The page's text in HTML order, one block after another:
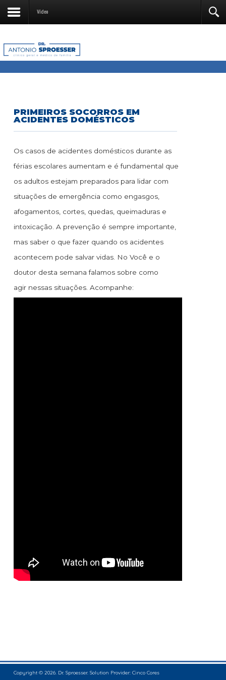
Vídeo
PRIMEIROS SOCORROS EM
ACIDENTES DOMÉSTICOS
Os casos de acidentes domésticos durante as
férias escolares aumentam e é fundamental que
os adultos estejam preparados para lidar com
situações de emergência como engasgos,
afogamentos, cortes, quedas, queimaduras e
intoxicação. A prevenção é sempre importante,
mas saber o que fazer quando os acidentes
acontecem pode salvar vidas. No Você e o
doutor desta semana falamos sobre como
agir nessas situações. Acompanhe:
Copyright © 2026. Dr. Sproesser. Solution Provider: Cinco Cores